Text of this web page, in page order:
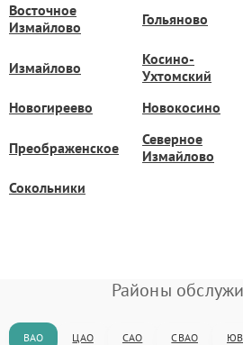
Восточное
Измайлово
Гольяново
Измайлово
Косино-
Ухтомский
Новогиреево Новокосино
Преображенское
Северное
Измайлово
Сокольники
Районы
ВАО ЦАО САО СВАО